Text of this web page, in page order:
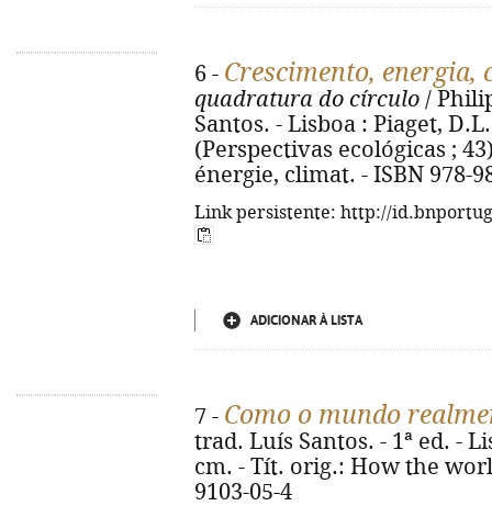
6 - Crescimento, energia,
quadratura do círculo /
Santos. - Lisboa : Piaget,
(Perspectivas ecológicas ;
énergie, climat. - ISBN 978-
Link persistente: http://
ADICIONAR À LISTA
7 - Como o mundo
trad. Luís Santos. - 1ª ed. -
cm. - Tít. orig.: How the
9103-05-4